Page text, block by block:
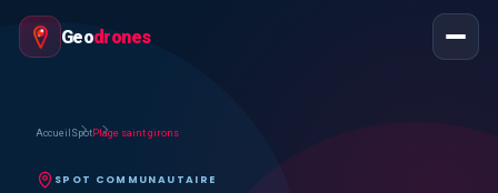
Geodrones
Accueil SpotPlage saint girons
SPOT COMMUNAUTAIRE